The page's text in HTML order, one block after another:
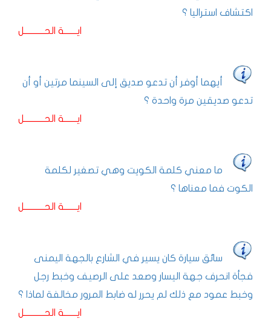
اكتشاف استراليا ؟
ايـــــــة الحـــــــــــل
أيهما أوفر أن تدعو صديق إلى السينما مرتين أو أن
تدعو صديقين مرة واحدة ؟
ايـــــــة الحـــــــــــل
ما معني كلمة الكويت وهي تصغير لكلمة
الكوت فما معناها ؟
ايـــــــة الحـــــــــــل
سائق سيارة كان يسير في الشارع بالجهة اليمنى
فجأة انحرف جهة اليسار وصعد على الرصيف وخبط رجل
وخبط عمود مع ذلك لم يحرر له ضابط المرور مخالفة لماذا ؟
ايـــــــة الحـــــــــــل